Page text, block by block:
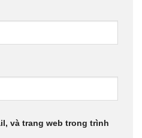
và trang web trong trình